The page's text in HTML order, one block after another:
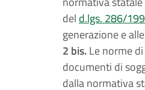
del d.lgs. 286/
generazione e
2 bis.Le norme
documenti di
dalla normativa